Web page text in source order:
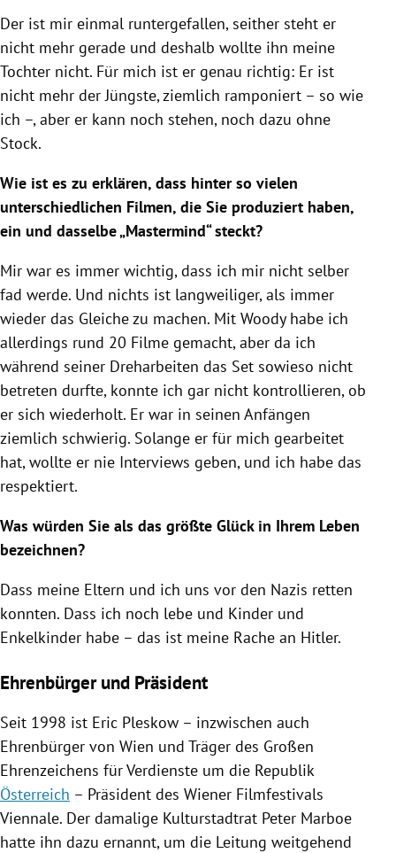
Der ist mir einmal runtergefallen, seither steht er
nicht mehr gerade und deshalb wollte ihn meine
Tochter nicht. Für mich ist er genau richtig: Er ist
nicht mehr der Jüngste, ziemlich ramponiert – so wie
ich –, aber er kann noch stehen, noch dazu ohne
Stock.
Wie ist es zu erklären, dass hinter so vielen
unterschiedlichen Filmen, die Sie produziert haben,
ein und dasselbe „Mastermind“ steckt?
Mir war es immer wichtig, dass ich mir nicht selber
fad werde. Und nichts ist langweiliger, als immer
wieder das Gleiche zu machen. Mit Woodyhabe ich
allerdings rund 20 Filme gemacht, aber da ich
während seiner Dreharbeiten das Set sowieso nicht
betreten durfte, konnte ich gar nicht kontrollieren, ob
er sich wiederholt. Er war in seinen Anfängen
ziemlich schwierig. Solange er für mich gearbeitet
hat, wollte er nie Interviews geben, und ich habe das
respektiert.
Was würden Sie als das größte Glück in Ihrem Leben
bezeichnen?
Dass meine Eltern und ich uns vor den Nazis retten
konnten. Dass ich noch lebe und Kinder und
Enkelkinder habe – das ist meine Rache an Hitler.
Ehrenbürger und Präsident
Seit 1998 ist Eric Pleskow – inzwischen auch
Ehrenbürger von Wien und Träger des Großen
Ehrenzeichens für Verdienste um die Republik
Österreich – Präsident des Wiener Filmfestivals
Viennale. Der damalige Kulturstadtrat Peter Marboe
hatte ihn dazu ernannt, um die Leitung weitgehend